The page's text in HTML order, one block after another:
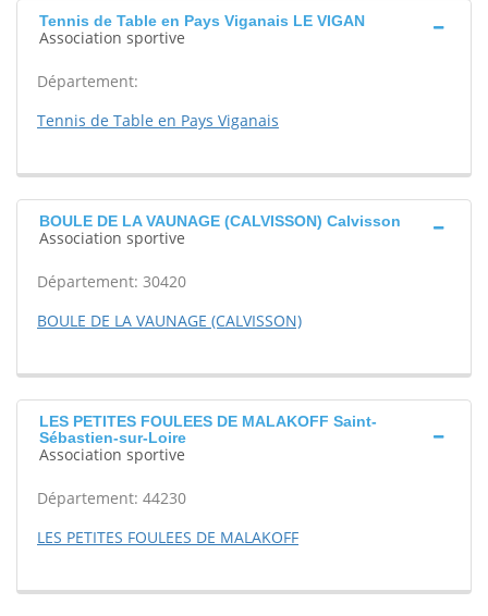
Tennis de Table en Pays Viganais LE VIGAN
Association sportive
Département:
Tennis de Table en Pays Viganais
BOULE DE LA VAUNAGE (CALVISSON) Calvisson
Association sportive
Département: 30420
BOULE DE LA VAUNAGE (CALVISSON)
LES PETITES FOULEES DE MALAKOFF Saint-
Sébastien-sur-Loire
Association sportive
Département: 44230
LES PETITES FOULEES DE MALAKOFF